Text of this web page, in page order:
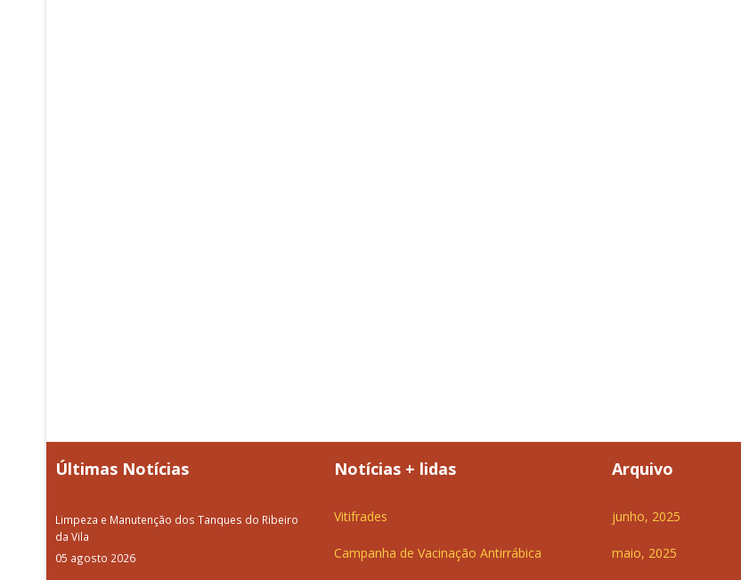
Últimas Notícias
Limpeza e Manutenção dos Tanques do Ribeiro
da Vila
05 agosto 2026
Notícias + lidas
Vitifrades
Campanha de Vacinação Antirrábica
Arquivo
junho, 2025
maio, 2025